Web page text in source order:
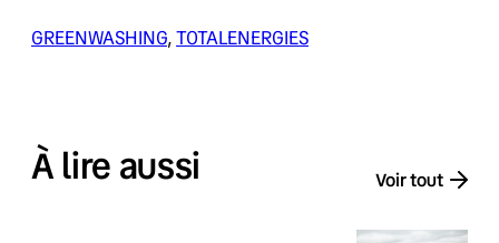
GREENWASHING, TOTALENERGIES
À lire aussi Voir tout